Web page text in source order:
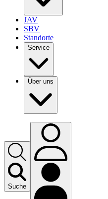
JAV
SBV
Standorte
Service
Über uns
Suche